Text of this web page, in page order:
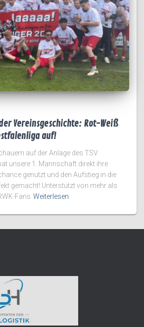
Vereinsgeschichte: Rot-Weiß
auf!
auf der Anlage des TSV
unsere 1. Mannschaft direkt ihre
genutzt und den Aufstieg in die
gemacht! Unterstützt von mehr als
Fans Weiterlesen